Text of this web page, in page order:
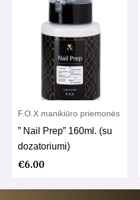
F.O.X manikiūro priemonės
” Nail Prep” 160ml. (su
dozatoriumi)
€6.00